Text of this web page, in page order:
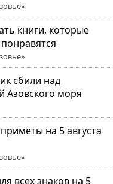
книги, которые
сбили над
Азовского моря
на 5 августа
всех знаков на 5